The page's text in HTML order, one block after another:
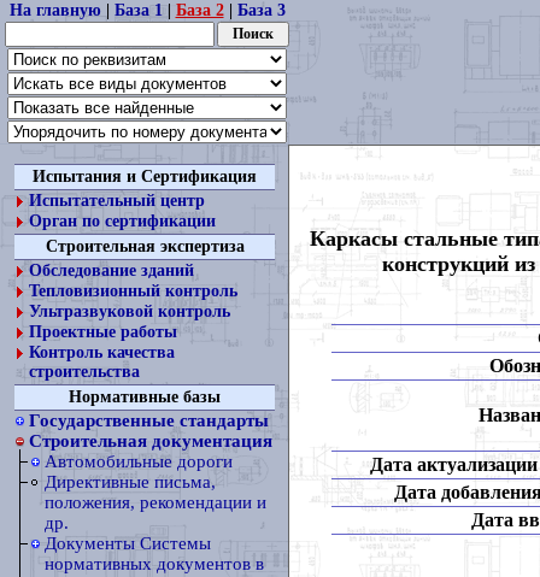
На главную| База 1| База 2| База 3
Испытания и Сертификация
Испытательный центр
Орган по сертификации
Строительная экспертиза
Обследование зданий
Тепловизионный контроль
Ультразвуковой контроль
Проектные работы
Контроль качества
строительства
Нормативные базы
Государственные стандарты
Строительная документация
Автомобильные дороги
Директивные письма,
положения, рекомендации и
др.
Документы Системы
нормативных документов в
Каркасы стальные
конструкций
Дата актуализации
Дата
Дата